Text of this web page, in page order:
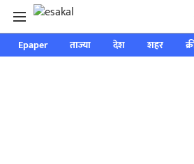
Epaper ताज्या देश शहर